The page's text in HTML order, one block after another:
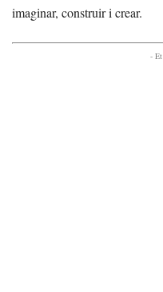
imaginar, construir i crear.
-